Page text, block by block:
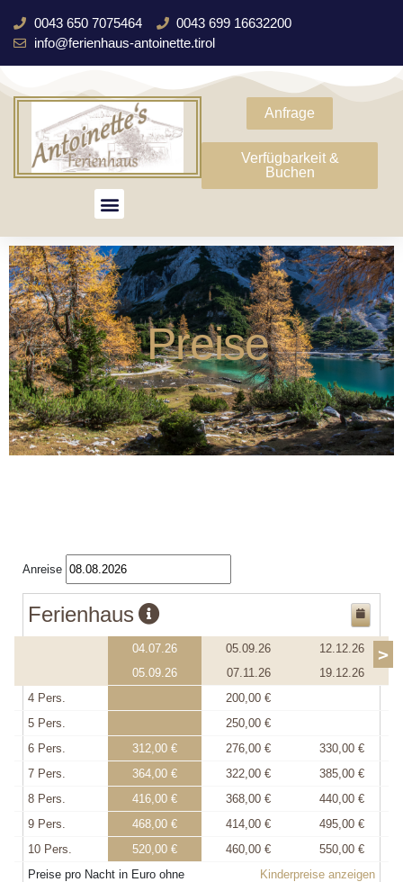
0043 650 7075464
0043 699 16632200
info@ferienhaus-antoinette.tirol
Anfrage
Verfügbarkeit &
Buchen
Preise